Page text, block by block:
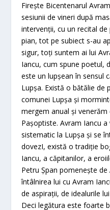
Firește Bicentenarul
sesiunii de vineri după
intervenții, cu un recital
pian, tot pe subiect s-au
sigur, toți suntem ai lui
Iancu, cum spune poetul,
este un lupșean în sensul
Lupșa. Există o bătălie de
comunei Lupșa și
mergem anual și venerăm
Pașoptiste. Avram Iancu
sistematic la Lupșa și se
dovezI, există o tradiție
Iancu, a căpitanilor, a
Petru Șpan pomenește
întâlnirea lui cu Avram
de aspirații, de idealurile
Deci legătura este foarte